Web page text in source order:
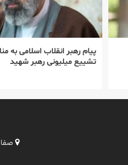
پیام رهبر انقلاب اسلامی به
تشییع میلیونی رهبر شهید
صفاییه